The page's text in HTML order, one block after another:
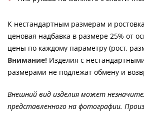
К нестандартным размерам и
ценовая надбавка в размере 25% от
цены по каждому параметру (рост,
Внимание! Изделия с
размерами не подлежат обмену и
Внешний вид изделия может
представленного на фотографии.